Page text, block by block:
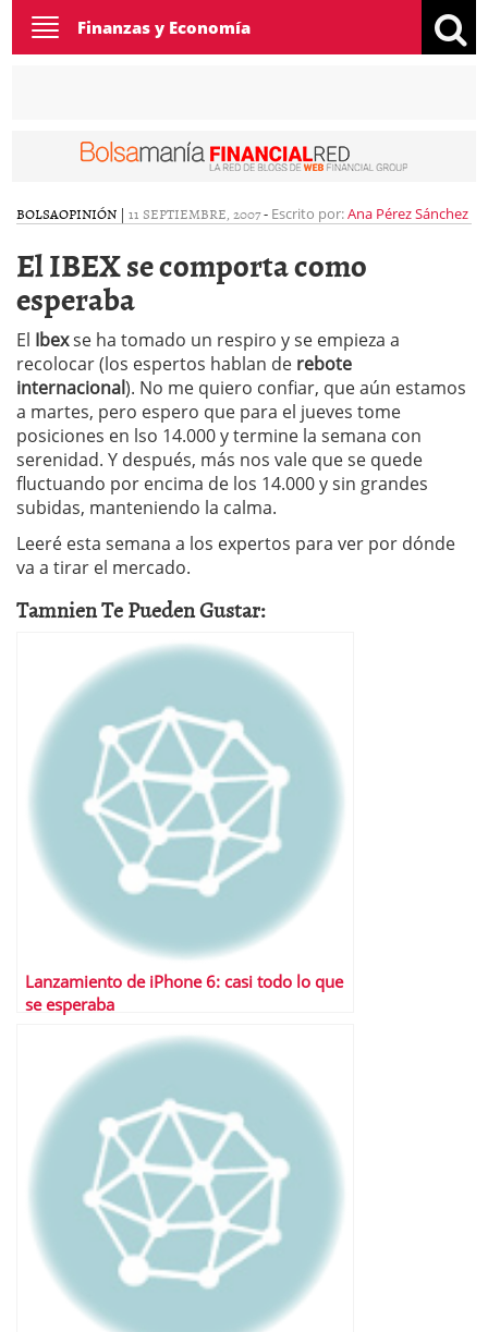
Toggle
navigation
Finanzas y Economía
BOLSAOPINIÓN | 11 SEPTIEMBRE, 2007- Escrito por:Ana Pérez Sánchez
El IBEX se comporta como
esperaba
El Ibexse ha tomado un respiro y se empieza a
recolocar (los espertos hablan de rebote
internacional). No me quiero confiar, que aún estamos
a martes, pero espero que para el jueves tome
posiciones en lso 14.000 y termine la semana con
serenidad. Y después, más nos vale que se quede
fluctuando por encima de los 14.000 y sin grandes
subidas, manteniendo la calma.
Leeré esta semana a los expertos para ver por dónde
va a tirar el mercado.
Tamnien Te Pueden Gustar:
Lanzamiento de iPhone 6: casi todo lo que
se esperaba